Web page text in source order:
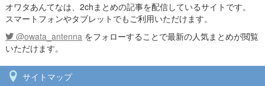
オワタあんてなは、2chまとめの記事を配信しているサイトです。
スマートフォンやタブレットでもご利用いただけます。
@owata_antenna をフォローすることで最新の人気まとめが閲覧
いただけます。
サイトマップ